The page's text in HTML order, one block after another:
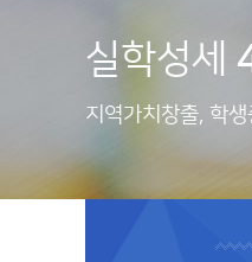
실학성세
지역가치창출, 학